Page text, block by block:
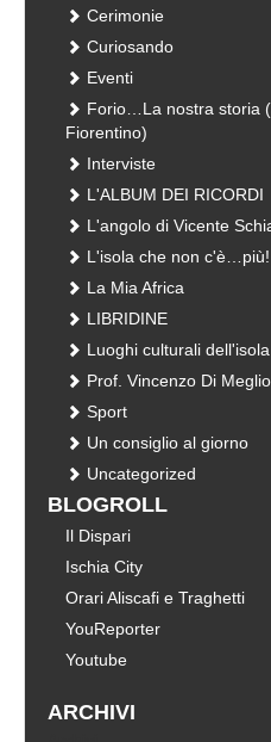
Cerimonie
Curiosando
Eventi
Forio…La nostra storia
Fiorentino)
Interviste
L'ALBUM DEI RICORDI
L'angolo di Vicente
L'isola che non c'è…più!
La Mia Africa
LIBRIDINE
Luoghi culturali
Prof. Vincenzo Di Meglio
Sport
Un consiglio al giorno
Uncategorized
BLOGROLL
Il Dispari
Ischia City
Orari Aliscafi e Traghetti
YouReporter
Youtube
ARCHIVI